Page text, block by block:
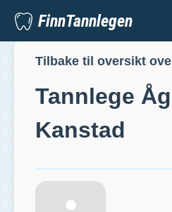
FinnTannlegen
Tilbake til oversikt
Tannlege
Kanstad